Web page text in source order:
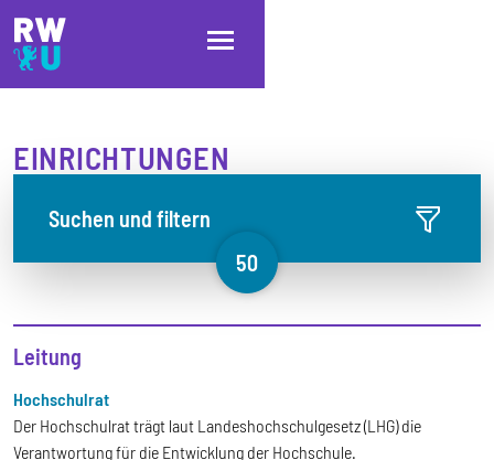
Direkt zum Inhalt
Direkt zur Hauptnavigation
Direkt zum Fußbereich
EINRICHTUNGEN
Suchen und filtern
50
Leitung
Hochschulrat
Der Hochschulrat trägt laut Landeshochschulgesetz (LHG) die
Verantwortung für die Entwicklung der Hochschule.